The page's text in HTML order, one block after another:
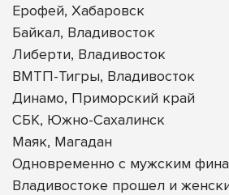
Ерофей, Хабаровск
Байкал, Владивосток
Либерти, Владивосток
ВМТП-Тигры, Владивосток
Динамо, Приморский край
СБК, Южно-Сахалинск
Маяк, Магадан
Одновременно с мужским
Владивостоке прошел и